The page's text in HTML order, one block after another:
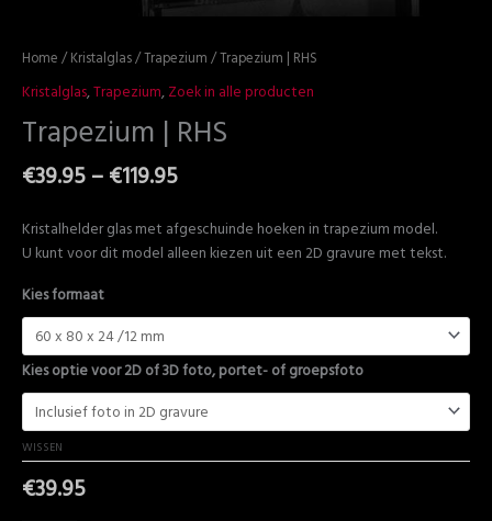
Home /Kristalglas/Trapezium / Trapezium | RHS
Kristalglas,Trapezium, Zoek in alle producten
Trapezium | RHS
€39.95–€119.95
Kristalhelder glas met afgeschuinde hoeken in trapezium model.
U kunt voor dit model alleen kiezen uit een 2D gravure met tekst.
Kies formaat
Kies optie voor 2D of 3D foto, portet- of groepsfoto
WISSEN
€39.95